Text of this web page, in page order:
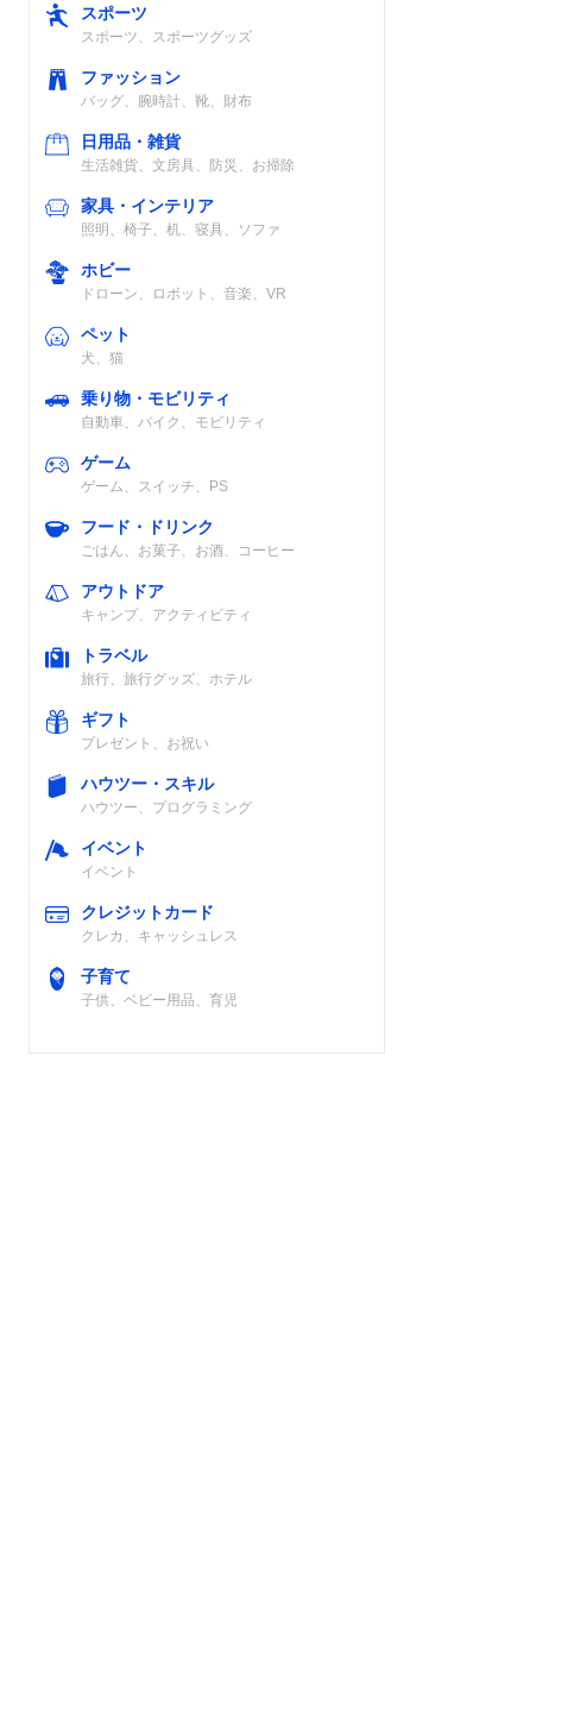
スポーツ
スポーツ、スポーツグッズ
ファッション
バッグ、腕時計、靴、財布
日用品・雑貨
生活雑貨、文房具、防災、お掃除
家具・インテリア
照明、椅子、机、寝具、ソファ
ホビー
ドローン、ロボット、音楽、VR
ペット
犬、猫
乗り物・モビリティ
自動車、バイク、モビリティ
ゲーム
ゲーム、スイッチ、PS
フード・ドリンク
ごはん、お菓子、お酒、コーヒー
アウトドア
キャンプ、アクティビティ
トラベル
旅行、旅行グッズ、ホテル
ギフト
プレゼント、お祝い
ハウツー・スキル
ハウツー、プログラミング
イベント
イベント
クレジットカード
クレカ、キャッシュレス
子育て
子供、ベビー用品、育児